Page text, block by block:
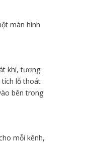
màn hình
khí, tương
tích lỗ thoát
bên trong
mỗi kênh,